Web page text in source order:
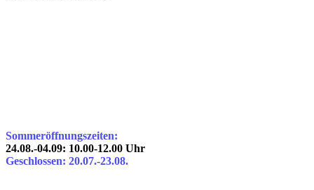
Sommeröffnungszeiten:
24.08.-04.09: 10.00-12.00 Uhr
Geschlossen: 20.07.-23.08.